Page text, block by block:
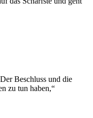
Beschluss und die
zu tun haben,“